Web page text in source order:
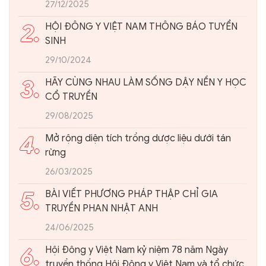
27/12/2025
2. HỘI ĐÔNG Y VIỆT NAM THÔNG BÁO TUYỂN
SINH
29/10/2024
3. HÃY CÙNG NHAU LÀM SỐNG DẬY NỀN Y HỌC
CỔ TRUYỀN
29/08/2025
4. Mở rộng diện tích trồng dược liệu dưới tán
rừng
26/03/2025
5. BÀI VIẾT PHƯƠNG PHÁP THẬP CHỈ GIA
TRUYỀN PHAN NHẬT ANH
24/06/2025
6. Hội Đông y Việt Nam kỷ niệm 78 năm Ngày